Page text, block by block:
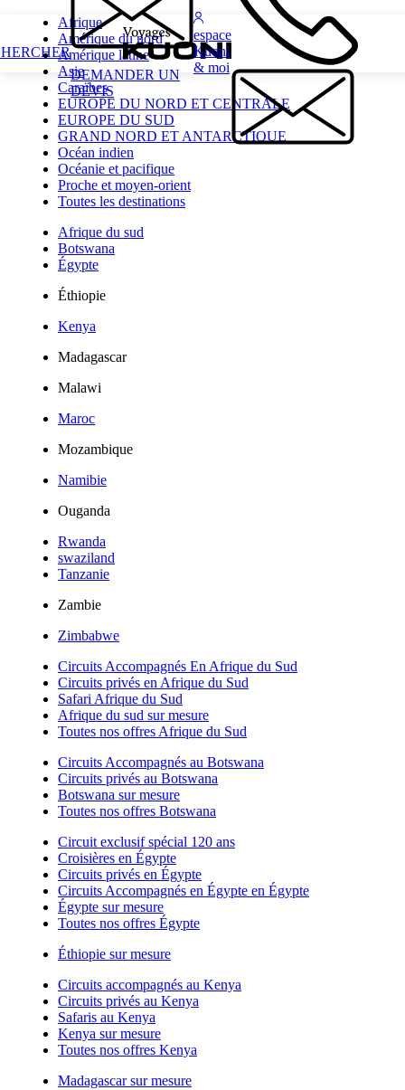
DEMANDER UN
DEVIS
espace
Kuoni
& moi
Afrique
Amérique du nord
Amérique latine
Asie
Caraïbes
EUROPE DU NORD ET CENTRALE
EUROPE DU SUD
GRAND NORD ET ANTARCTIQUE
Océan indien
Océanie et pacifique
Proche et moyen-orient
Toutes les destinations
Afrique du sud
Botswana
Égypte
Éthiopie
Kenya
Madagascar
Malawi
Maroc
Mozambique
Namibie
Ouganda
Rwanda
swaziland
Tanzanie
Zambie
Zimbabwe
Circuits Accompagnés En Afrique du Sud
Circuits privés en Afrique du Sud
Safari Afrique du Sud
Afrique du sud sur mesure
Toutes nos offres Afrique du Sud
Circuits Accompagnés au Botswana
Circuits privés au Botswana
Botswana sur mesure
Toutes nos offres Botswana
Circuit exclusif spécial 120 ans
Croisières en Égypte
Circuits privés en Égypte
Circuits Accompagnés en Égypte en Égypte
Égypte sur mesure
Toutes nos offres Égypte
Éthiopie sur mesure
Circuits accompagnés au Kenya
Circuits privés au Kenya
Safaris au Kenya
Kenya sur mesure
Toutes nos offres Kenya
Madagascar sur mesure